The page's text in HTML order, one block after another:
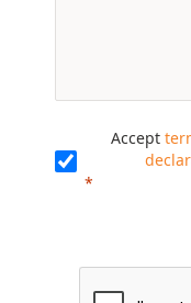
Accept